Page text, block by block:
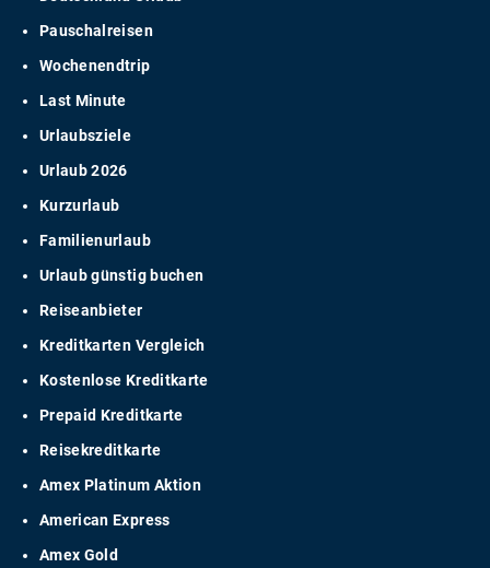
Pauschalreisen
Wochenendtrip
Last Minute
Urlaubsziele
Urlaub 2026
Kurzurlaub
Familienurlaub
Urlaub günstig buchen
Reiseanbieter
Kreditkarten Vergleich
Kostenlose Kreditkarte
Prepaid Kreditkarte
Reisekreditkarte
Amex Platinum Aktion
American Express
Amex Gold